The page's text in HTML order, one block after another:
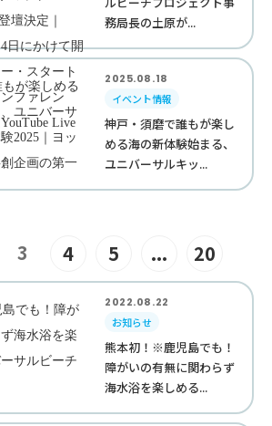
務局長の土原が...
2025.08.18
イベント情報
神戸・須磨で誰もが楽し
める海の新体験始まる、
ユニバーサルキッ...
3 4 5 ... 20
2022.08.22
お知らせ
熊本初！※鹿児島でも！
障がいの有無に関わらず
海水浴を楽しめる...